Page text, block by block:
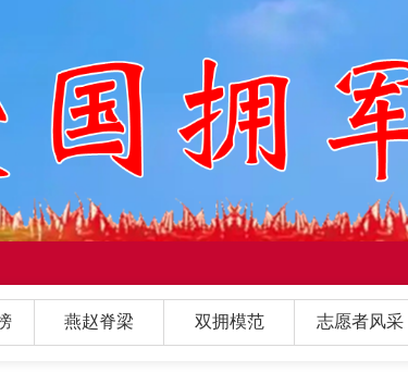
燕赵脊梁 双拥模范 志愿者风采